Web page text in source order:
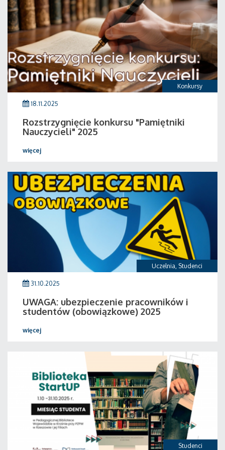
Konkursy
18.11.2025
Rozstrzygnięcie konkursu "Pamiętniki
Nauczycieli" 2025
więcej
Uczelnia, Studenci
31.10.2025
UWAGA: ubezpieczenie pracowników i
studentów (obowiązkowe) 2025
więcej
Studenci